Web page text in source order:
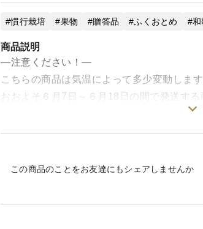
慣行栽培 果物 贈答品 ふくおとめ 和
商品説明
—注意ください！—
こちらの商品は気温によって多少変動しま
おおよそ６月7日～６月18日の間で発送する
当園では【２番目】のスピードで収穫でき
この商品のことをお友達にもシェアしませんか